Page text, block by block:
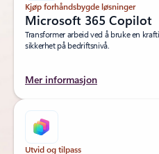
Kjøp forhåndsbygde løsninger
Microsoft 365 Copilot
Transformer arbeid ved å bruke en
sikkerhet på bedriftsnivå.
Mer informasjon
Utvid og tilpass